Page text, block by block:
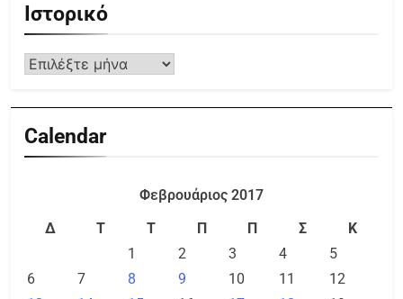
Ιστορικό
Calendar
Φεβρουάριος 2017
Δ
Τ Τ Π Π Σ
Κ
1
2 3 4
5
6
7 8 9 10 11
12